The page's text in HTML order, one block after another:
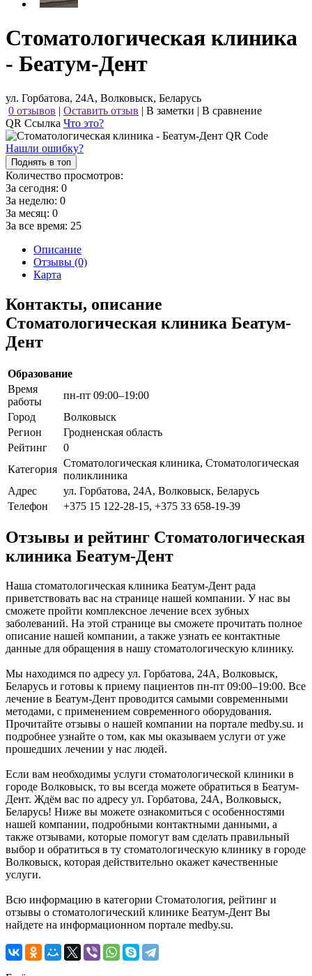
Стоматологическая клиника
- Беатум-Дент
ул. Горбатова, 24А, Волковыск, Беларусь
0 отзывов | Оставить отзыв | В заметки | В сравнение
QR Ссылка Что это?
Нашли ошибку?
Поднять в топ
Количество просмотров:
За сегодня: 0
За неделю: 0
За месяц: 0
За все время: 25
Описание
Отзывы (0)
Карта
Контакты, описание
Стоматологическая клиника Беатум-
Дент
Образование
Время
работы
пн-пт 09:00–19:00
Город
Волковыск
Регион
Гродненская область
Рейтинг
0
Категория
Стоматологическая клиника, Стоматологическая
поликлиника
Адрес
ул. Горбатова, 24А, Волковыск, Беларусь
Телефон
+375 15 122-28-15, +375 33 658-19-39
Отзывы и рейтинг Стоматологическая
клиника Беатум-Дент
Наша стоматологическая клиника Беатум-Дент рада
приветствовать вас на странице нашей компании. У нас вы
сможете пройти комплексное лечение всех зубных
заболеваний. На этой странице вы сможете прочитать полное
описание нашей компании, а также узнать ее контактные
данные для обращения в нашу стоматологическую клинику.
Мы находимся по адресу ул. Горбатова, 24А, Волковыск,
Беларусь и готовы к приему пациентов пн-пт 09:00–19:00. Все
лечение в Беатум-Дент проводится самыми современными
методами, с применением современного оборудования.
Прочитайте отзывы о нашей компании на портале medby.su. и
подробнее узнайте о том, как мы оказываем услуги от уже
прошедших лечении у нас людей.
Если вам необходимы услуги стоматологической клиники в
городе Волковыск, то вы всегда можете обратиться в Беатум-
Дент. Ждём вас по адресу ул. Горбатова, 24А, Волковыск,
Беларусь! Ниже вы можете ознакомиться с особенностями
нашей компании, подробными контактными данными, а
также отзывами, которые помогут вам сделать правильный
выбор и обратиться в ту стоматологическую клинику в городе
Волковыск, которая действительно окажет качественные
услуги.
Всю информацию в категории Стоматология, рейтинг и
отзывы о стоматологический клинике Беатум-Дент Вы
найдете на информационном портале medby.su.